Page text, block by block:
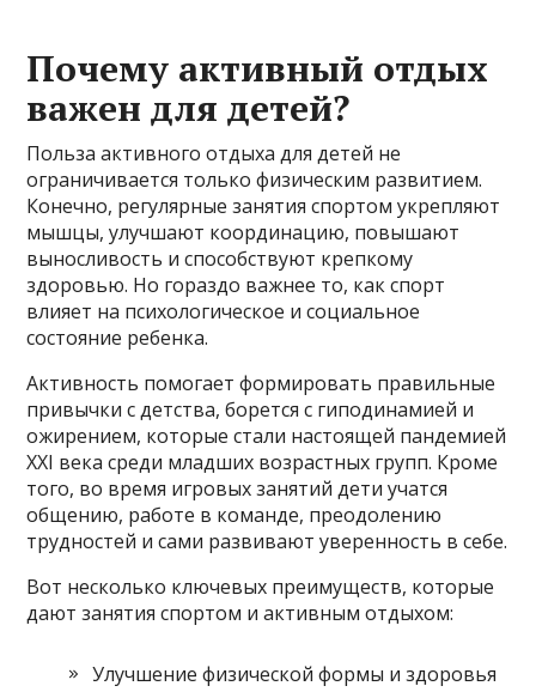
Почему активный отдых
важен для детей?
Польза активного отдыха для детей не
ограничивается только физическим развитием.
Конечно, регулярные занятия спортом укрепляют
мышцы, улучшают координацию, повышают
выносливость и способствуют крепкому
здоровью. Но гораздо важнее то, как спорт
влияет на психологическое и социальное
состояние ребенка.
Активность помогает формировать правильные
привычки с детства, борется с гиподинамией и
ожирением, которые стали настоящей пандемией
XXI века среди младших возрастных групп. Кроме
того, во время игровых занятий дети учатся
общению, работе в команде, преодолению
трудностей и сами развивают уверенность в себе.
Вот несколько ключевых преимуществ, которые
дают занятия спортом и активным отдыхом:
Улучшение физической формы и здоровья